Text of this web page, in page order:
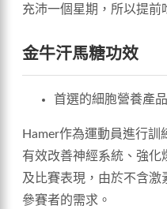
充沛一個星期，所以提前
金牛汗馬糖功效
首選的細胞營養產品
Hamer作為運動員進行訓
有效改善神經系統、強化
及比賽表現，由於不含
參賽者的需求。